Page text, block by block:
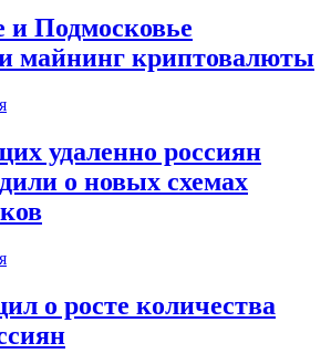
Подмосковье
майнинг криптовалюты
удаленно россиян
о новых схемах
о росте количества